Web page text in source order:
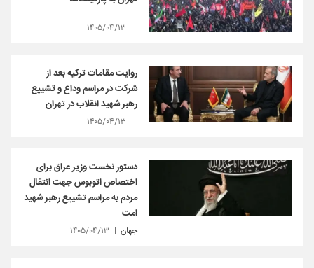
۱۴۰۵/۰۴/۱۳
روایت مقامات ترکیه بعد از
شرکت در مراسم وداع و تشییع
رهبر شهید انقلاب در تهران
۱۴۰۵/۰۴/۱۳
دستور نخست وزیر عراق برای
اختصاص اتوبوس جهت انتقال
مردم به مراسم تشییع رهبر شهید
امت
جهان ۱۴۰۵/۰۴/۱۳